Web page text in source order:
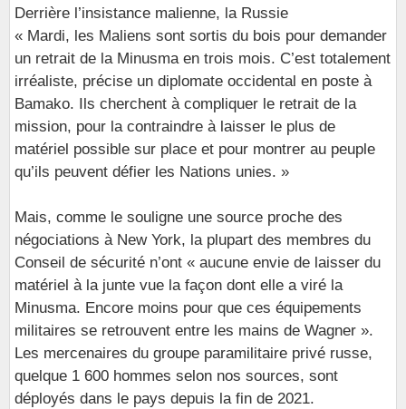
Derrière l’insistance malienne, la Russie
« Mardi, les Maliens sont sortis du bois pour demander
un retrait de la Minusma en trois mois. C’est totalement
irréaliste, précise un diplomate occidental en poste à
Bamako. Ils cherchent à compliquer le retrait de la
mission, pour la contraindre à laisser le plus de
matériel possible sur place et pour montrer au peuple
qu’ils peuvent défier les Nations unies. »
Mais, comme le souligne une source proche des
négociations à New York, la plupart des membres du
Conseil de sécurité n’ont « aucune envie de laisser du
matériel à la junte vue la façon dont elle a viré la
Minusma. Encore moins pour que ces équipements
militaires se retrouvent entre les mains de Wagner ».
Les mercenaires du groupe paramilitaire privé russe,
quelque 1 600 hommes selon nos sources, sont
déployés dans le pays depuis la fin de 2021.